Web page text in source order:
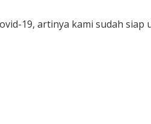
19, artinya kami sudah